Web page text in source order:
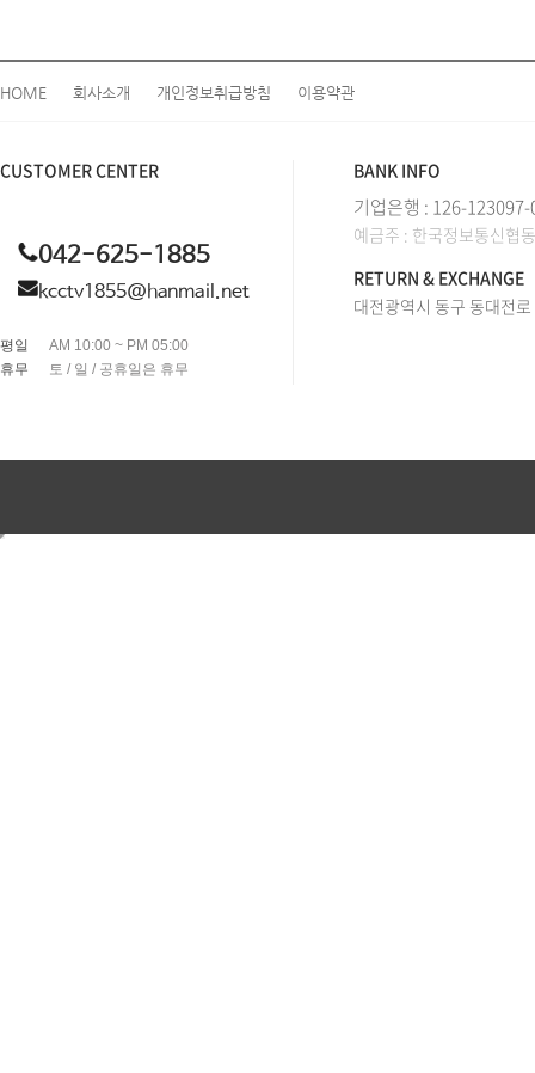
HOME 회사소개 개인정보취급방침 이용약관
CUSTOMER CENTER
042-625-1885
kcctv1855@hanmail.net
평일
AM 10:00 ~ PM 05:00
휴무
토 / 일 / 공휴일은 휴무
BANK INFO
기업은행 : 126-
예금주 : 한국정보통신협
RETURN & EXCHANGE
대전광역시 동구 동대전